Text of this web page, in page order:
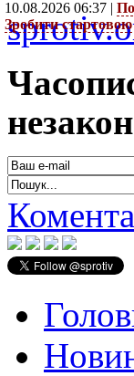
10.08.2026 06:37 |
Зробити стартовою